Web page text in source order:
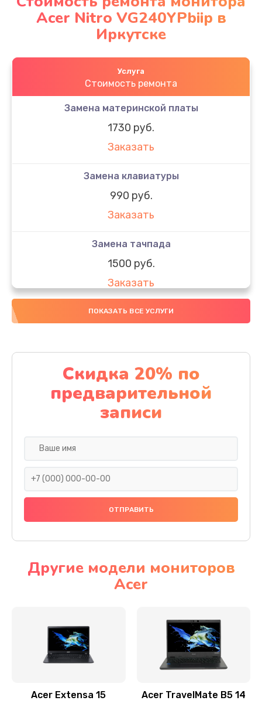
Acer Nitro VG240YPbiip в
Иркутске
Услуга
Стоимость ремонта
Замена материнской платы
1730 руб.
Заказать
Замена клавиатуры
990 руб.
Заказать
Замена тачпада
1500 руб.
Заказать
Замена южного моста
Заказать
Чистка от пыли
1060 руб.
Заказать
Ремонт подсветки
Настройка BIOS
Замена видеочипа
Заказать
ПОКАЗАТЬ ВСЕ УСЛУГИ
Скидка 20% по
предварительной
записи
Другие модели мониторов
Acer
Acer Extensa 15 Acer TravelMate B5 14